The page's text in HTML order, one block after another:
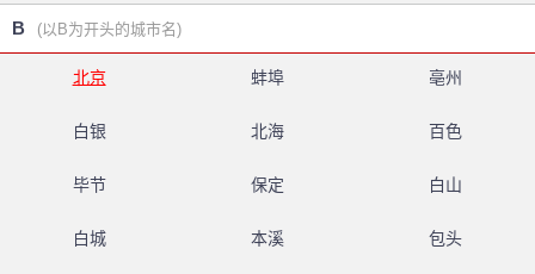
B (以B为开头的城市名)
北京 蚌埠 亳州
白银 北海 百色
毕节 保定 白山
白城 本溪 包头